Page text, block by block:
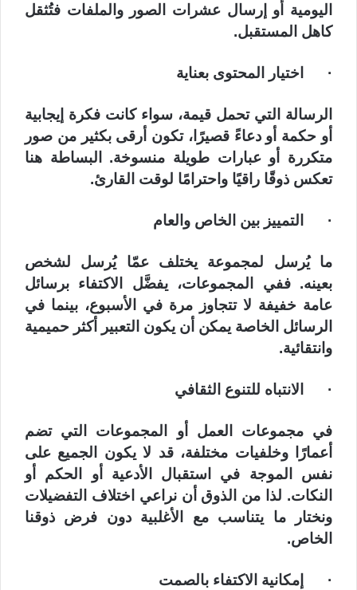
اليومية أو إرسال عشرات الصور والملفات فتُثقل
كاهل المستقبل.
· اختيار المحتوى بعناية
الرسالة التي تحمل قيمة، سواء كانت فكرة إيجابية
أو حكمة أو دعاءً قصيرًا، تكون أرقى بكثير من صور
متكررة أو عبارات طويلة منسوخة. البساطة هنا
تعكس ذوقًا راقيًا واحترامًا لوقت القارئ.
· التمييز بين الخاص والعام
ما يُرسل لمجموعة يختلف عمّا يُرسل لشخص
بعينه. ففي المجموعات، يفضَّل الاكتفاء برسائل
عامة خفيفة لا تتجاوز مرة في الأسبوع، بينما في
الرسائل الخاصة يمكن أن يكون التعبير أكثر حميمية
وانتقائية.
· الانتباه للتنوع الثقافي
في مجموعات العمل أو المجموعات التي تضم
أعمارًا وخلفيات مختلفة، قد لا يكون الجميع على
نفس الموجة في استقبال الأدعية أو الحكم أو
النكات. لذا من الذوق أن نراعي اختلاف التفضيلات
ونختار ما يتناسب مع الأغلبية دون فرض ذوقنا
الخاص.
· إمكانية الاكتفاء بالصمت